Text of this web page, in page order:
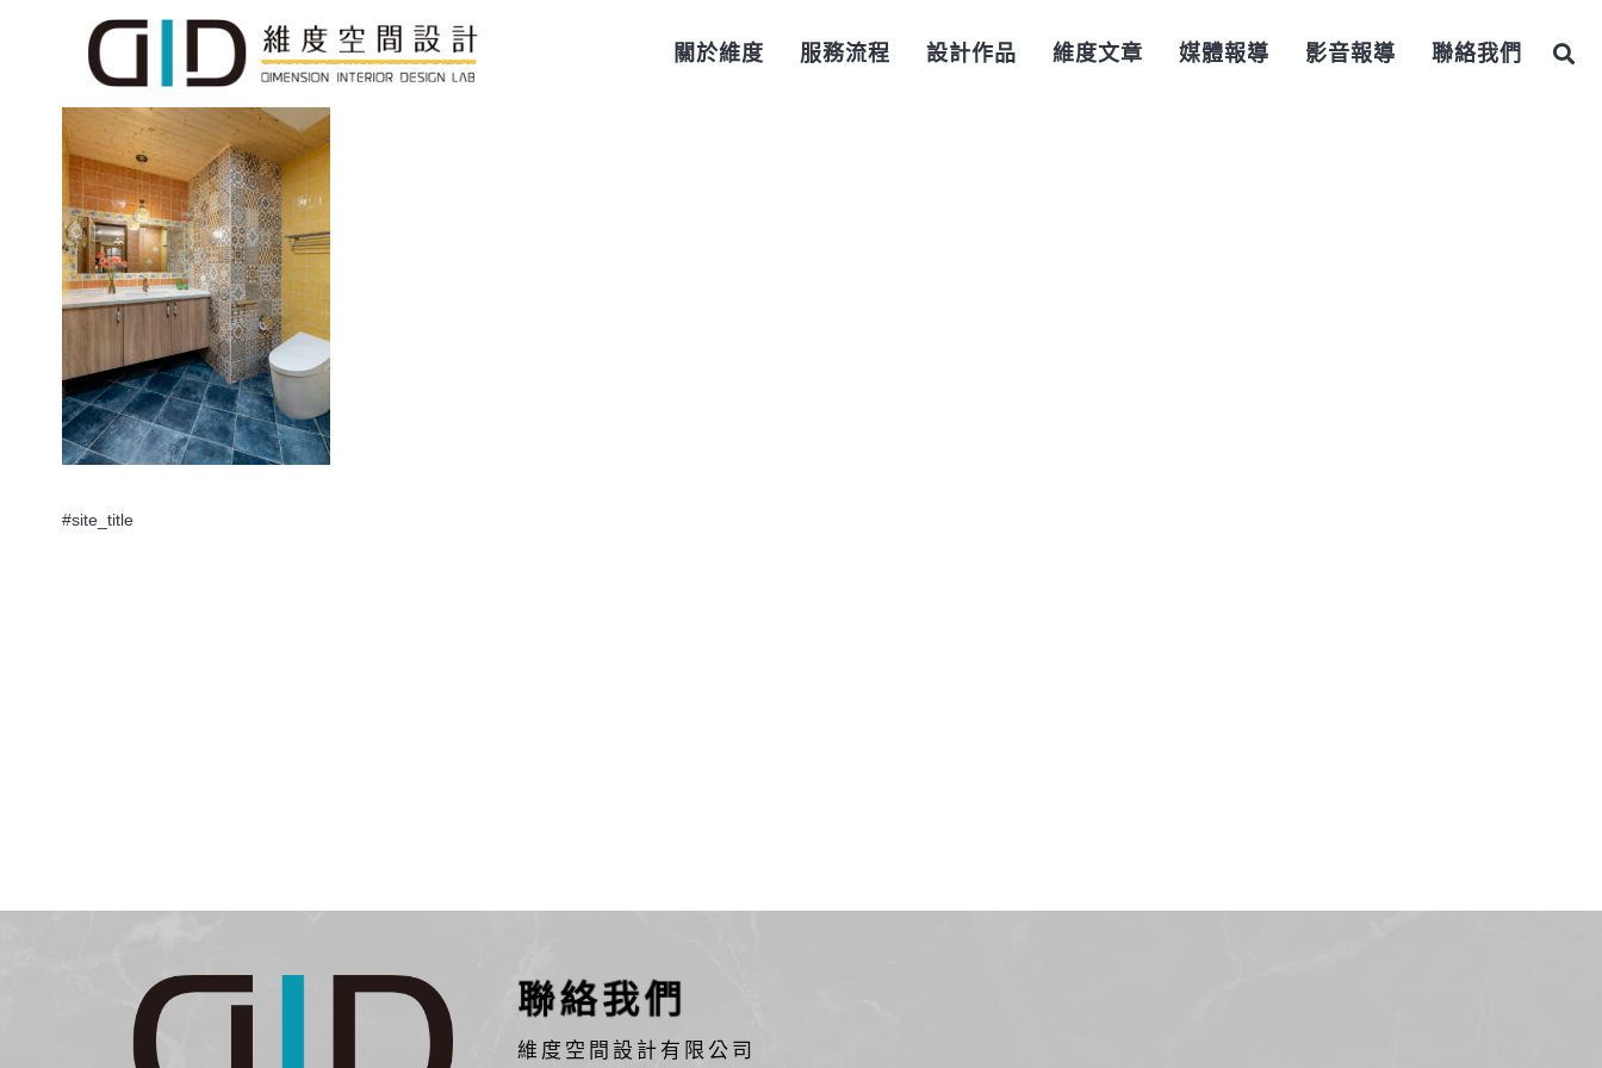
關於維度 服務流程 設計作品 維度文章 媒體報導 影音報導 聯絡我們
#site_title
聯絡我們
維度空間設計有限公司